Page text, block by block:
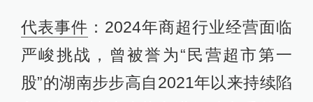
代表事件 ：2024年商超行业经营面临
严峻挑战，曾被誉为“民营超市第一
股”的湖南步步高自2021年以来持续陷